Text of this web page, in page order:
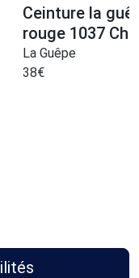
Ceinture la
rouge 1037
La Guêpe
38€